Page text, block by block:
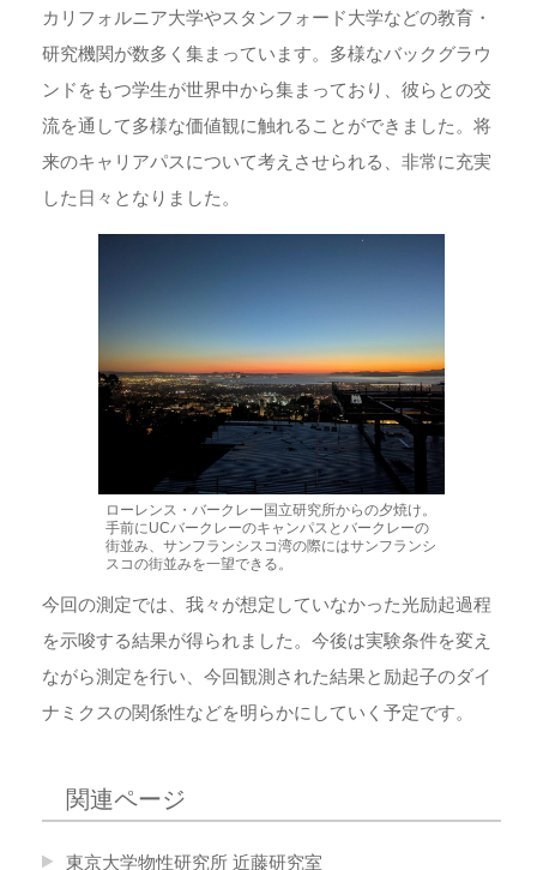
カリフォルニア大学やスタンフォード大学などの教育・
研究機関が数多く集まっています。多様なバックグラウ
ンドをもつ学生が世界中から集まっており、彼らとの交
流を通して多様な価値観に触れることができました。将
来のキャリアパスについて考えさせられる、非常に充実
した日々となりました。
ローレンス・バークレー国立研究所からの夕焼け。
手前にUCバークレーのキャンパスとバークレーの
街並み、サンフランシスコ湾の際にはサンフランシ
スコの街並みを一望できる。
今回の測定では、我々が想定していなかった光励起過程
を示唆する結果が得られました。今後は実験条件を変え
ながら測定を行い、今回観測された結果と励起子のダイ
ナミクスの関係性などを明らかにしていく予定です。
関連ページ
東京大学物性研究所 近藤研究室